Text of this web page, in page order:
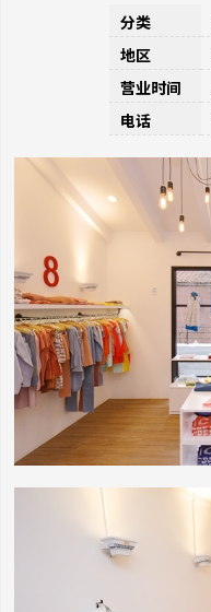
分类
地区
营业时间
电话